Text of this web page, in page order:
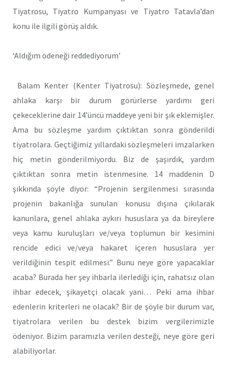
Tiyatrosu, Tiyatro Kumpanyası ve Tiyatro Tatavla’dan
konu ile ilgili görüş aldık.
‘Aldığım ödeneği reddediyorum’
Balam Kenter (Kenter Tiyatrosu): Sözleşmede, genel
ahlaka karşı bir durum görürlerse yardımı geri
çekeceklerine dair 14’üncü maddeye yeni bir şık eklemişler.
Ama bu sözleşme yardım çıktıktan sonra gönderildi
tiyatrolara. Geçtiğimiz yıllardaki sözleşmeleri imzalarken
hiç metin gönderilmiyordu. Biz de şaşırdık, yardım
çıktıktan sonra metin istenmesine. 14 maddenin D
şıkkında şöyle diyor: “Projenin sergilenmesi sırasında
projenin bakanlığa sunulan konusu dışına çıkılarak
kanunlara, genel ahlaka aykırı hususlara ya da bireylere
veya kamu kuruluşları ve/veya toplumun bir kesimini
rencide edici ve/veya hakaret içeren hususlara yer
verildiğinin tespit edilmesi.” Bunu neye göre yapacaklar
acaba? Burada her şey ihbarla ilerlediği için, rahatsız olan
ihbar edecek, şikayetçi olacak yani… Peki ama ihbar
edenlerin kriterleri ne olacak? Bir de şöyle bir durum var,
tiyatrolara verilen bu destek bizim vergilerimizle
ödeniyor. Bizim paramızla verilen desteği, neye göre geri
alabiliyorlar.